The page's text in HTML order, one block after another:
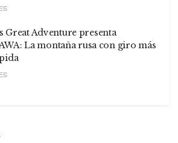
Great Adventure presenta
La montaña rusa con giro más